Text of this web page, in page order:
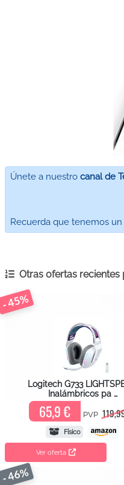
Únete a nuestro canal de
Recuerda que tenemos
Otras ofertas recientes
- 45%
Logitech G733
Inalámbricos pa …
65,9 € PVP
Físico
Ver oferta
- 46%